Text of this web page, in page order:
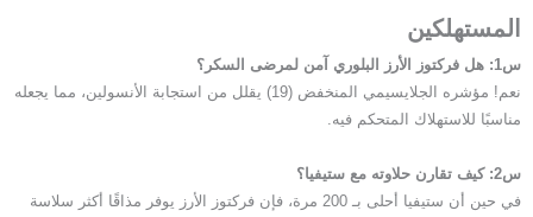
المستهلكين
س1: هل فركتوز الأرز البلوري آمن لمرضى السكر؟
نعم! مؤشره الجلايسيمي المنخفض (19) يقلل من استجابة الأنسولين، مما يجعله
مناسبًا للاستهلاك المتحكم فيه.
س2: كيف تقارن حلاوته مع ستيفيا؟
في حين أن ستيفيا أحلى بـ 200 مرة، فإن فركتوز الأرز يوفر مذاقًا أكثر سلاسة